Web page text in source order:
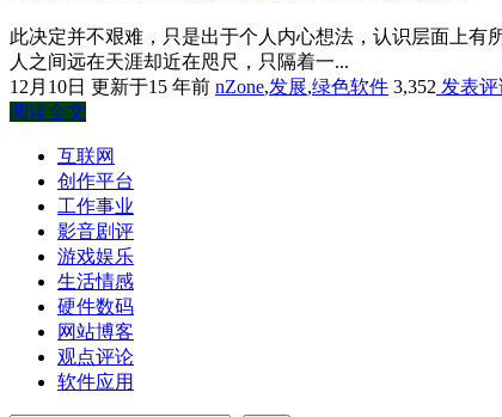
此决定并不艰难，只是出于个人内心想法，认识层面上
人之间远在天涯却近在咫尺，只隔着一...
12月10日 更新于15 年前 nZone,发展,绿色软件 3,352 发表评
阅读全文
互联网
创作平台
工作事业
影音剧评
游戏娱乐
生活情感
硬件数码
网站博客
观点评论
软件应用